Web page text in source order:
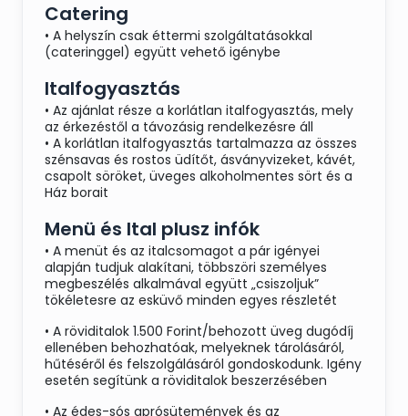
Catering
• A helyszín csak éttermi szolgáltatásokkal
(cateringgel) együtt vehető igénybe
Italfogyasztás
• Az ajánlat része a korlátlan italfogyasztás, mely
az érkezéstől a távozásig rendelkezésre áll
• A korlátlan italfogyasztás tartalmazza az összes
szénsavas és rostos üdítőt, ásványvizeket, kávét,
csapolt söröket, üveges alkoholmentes sört és a
Ház borait
Menü és Ital plusz infók
• A menüt és az italcsomagot a pár igényei
alapján tudjuk alakítani, többszöri személyes
megbeszélés alkalmával együtt „csiszoljuk”
tökéletesre az esküvő minden egyes részletét
• A röviditalok 1.500 Forint/behozott üveg dugódíj
ellenében behozhatóak, melyeknek tárolásáról,
hűtéséről és felszolgálásáról gondoskodunk. Igény
esetén segítünk a röviditalok beszerzésében
• Az édes-sós aprósütemények és az